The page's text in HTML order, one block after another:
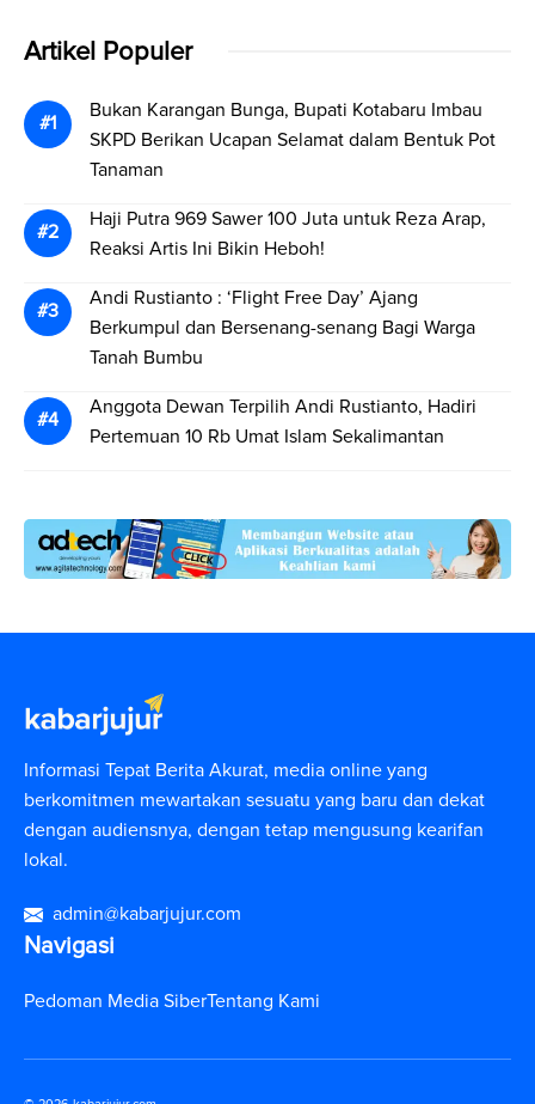
Artikel Populer
Bukan Karangan Bunga, Bupati Kotabaru Imbau
SKPD Berikan Ucapan Selamat dalam Bentuk Pot
Tanaman
Haji Putra 969 Sawer 100 Juta untuk Reza Arap,
Reaksi Artis Ini Bikin Heboh!
Andi Rustianto : ‘Flight Free Day’ Ajang
Berkumpul dan Bersenang-senang Bagi Warga
Tanah Bumbu
Anggota Dewan Terpilih Andi Rustianto, Hadiri
Pertemuan 10 Rb Umat Islam Sekalimantan
Informasi Tepat Berita Akurat, media online yang
berkomitmen mewartakan sesuatu yang baru dan dekat
dengan audiensnya, dengan tetap mengusung kearifan
lokal.
admin@kabarjujur.com
Navigasi
Pedoman Media SiberTentang Kami